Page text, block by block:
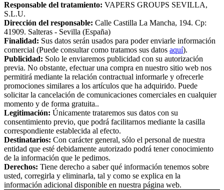
Responsable del tratamiento: VAPERS GROUPS SEVILLA,
S.L.U.
Dirección del responsable: Calle Castilla La Mancha, 194. Cp:
41909. Salteras - Sevilla (España)
Finalidad: Sus datos serán usados para poder enviarle información
comercial (Puede consultar como tratamos sus datos aquí).
Publicidad: Solo le enviaremos publicidad con su autorización
previa. No obstante, efectuar una compra en nuestro sitio web nos
permitirá mediante la relación contractual informarle y ofrecerle
promociones similares a los artículos que ha adquirido. Puede
solicitar la cancelación de comunicaciones comerciales en cualquier
momento y de forma gratuita..
Legitimación: Únicamente trataremos sus datos con su
consentimiento previo, que podrá facilitarnos mediante la casilla
correspondiente establecida al efecto.
Destinatarios: Con carácter general, sólo el personal de nuestra
entidad que esté debidamente autorizado podrá tener conocimiento
de la información que le pedimos.
Derechos: Tiene derecho a saber qué información tenemos sobre
usted, corregirla y eliminarla, tal y como se explica en la
información adicional disponible en nuestra página web.